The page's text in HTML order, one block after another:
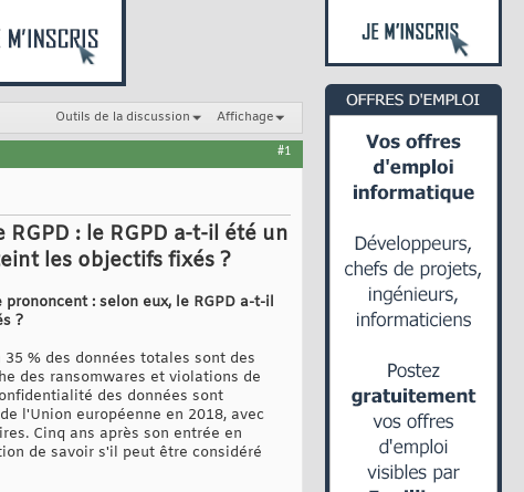
Outils de la discussion Affichage
#1
: le RGPD a-t-il été un
les objectifs fixés ?
: selon eux, le RGPD a-t-il
?
% des données totales sont des
des ransomwares et violations de
des données sont
l'Union européenne en 2018, avec
Cinq ans après son entrée en
de savoir s'il peut être considéré